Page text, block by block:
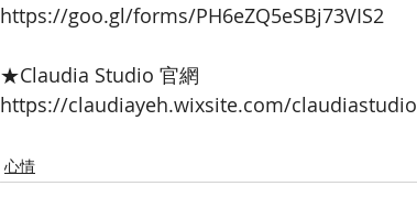
https://goo.gl/forms/PH6eZQ5eSBj73VIS2
★Claudia Studio 官網
https://claudiayeh.wixsite.com/claudiastudio
心情